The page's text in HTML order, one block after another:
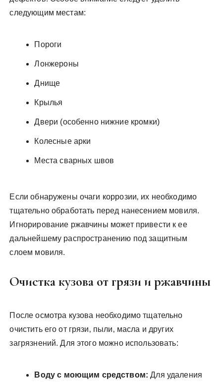
следующим местам:
Пороги
Лонжероны
Днище
Крылья
Двери (особенно нижние кромки)
Колесные арки
Места сварных швов
Если обнаружены очаги коррозии‚ их необходимо
тщательно обработать перед нанесением мовиля.
Игнорирование ржавчины может привести к ее
дальнейшему распространению под защитным
слоем мовиля.
Очистка кузова от грязи и ржавчины
После осмотра кузова необходимо тщательно
очистить его от грязи‚ пыли‚ масла и других
загрязнений. Для этого можно использовать:
Воду с моющим средством: Для удаления